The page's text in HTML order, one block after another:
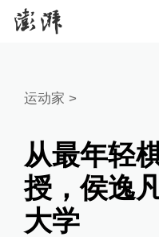
运动家 >
从最年轻
授，侯逸
大学